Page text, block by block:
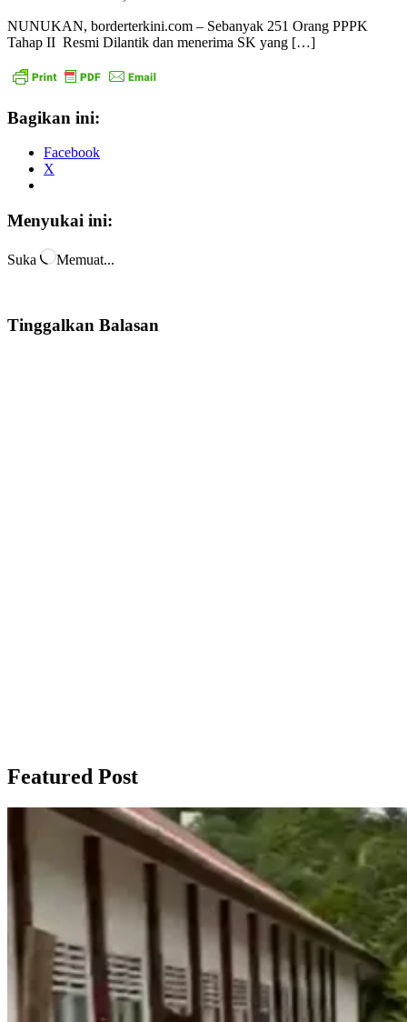
NUNUKAN, borderterkini.com – Sebanyak 251 Orang PPPK
Tahap II Resmi Dilantik dan menerima SK yang […]
Bagikan ini:
Facebook
X
Menyukai ini:
Suka Memuat...
Tinggalkan Balasan
Featured Post